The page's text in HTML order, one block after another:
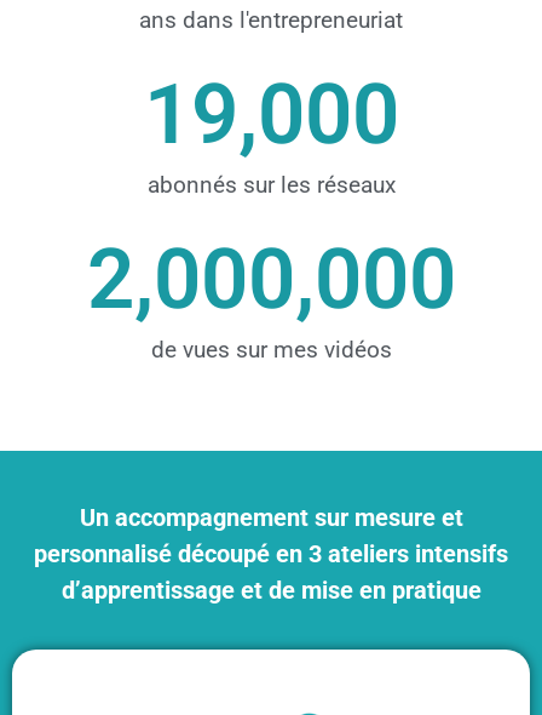
ans dans l'entrepreneuriat
abonnés sur les réseaux
19,000
de vues sur mes vidéos
2,000,000
Un accompagnement sur mesure et
personnalisé découpé en 3 ateliers intensifs
d’apprentissage et de mise en pratique